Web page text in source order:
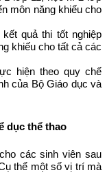
môn năng khiếu cho
quả thi tốt nghiệp
khiếu cho tất cả các
hiện theo quy chế
của Bộ Giáo dục và
dục thể thao
các sinh viên sau
thể một số vị trí mà